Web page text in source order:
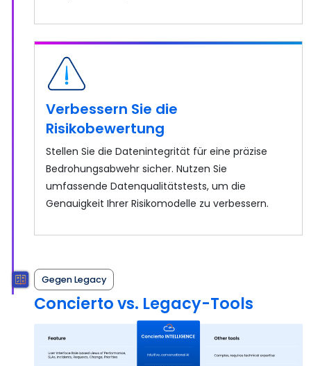
Verbessern Sie die
Risikobewertung
Stellen Sie die Datenintegrität für eine präzise
Bedrohungsabwehr sicher. Nutzen Sie
umfassende Datenqualitätstests, um die
Genauigkeit Ihrer Risikomodelle zu verbessern.
Gegen Legacy
Concierto vs. Legacy-Tools